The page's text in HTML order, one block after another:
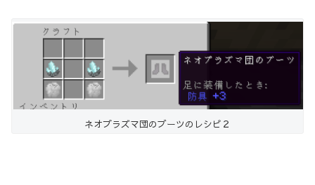
ネオプラズマ団のブーツのレシピ２